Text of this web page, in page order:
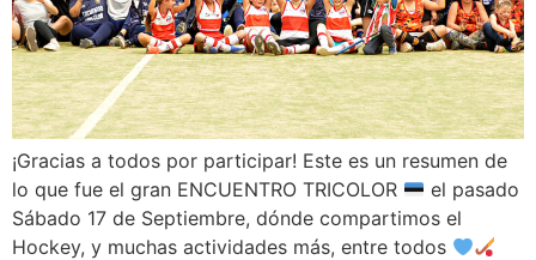
¡Gracias a todos por participar! Este es un resumen de
lo que fue el gran ENCUENTRO TRICOLOR
el pasado
Sábado 17 de Septiembre, dónde compartimos el
Hockey, y muchas actividades más, entre todos